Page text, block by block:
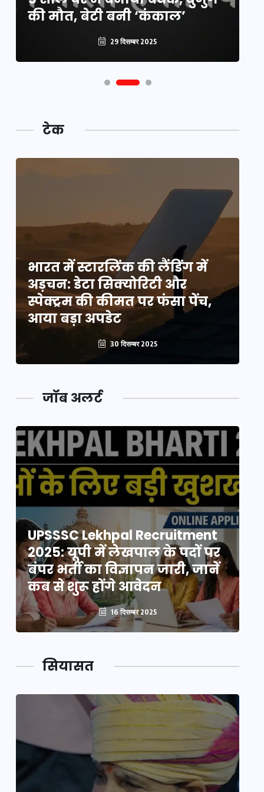
की मौत, बेटी बनी ‘कंकाल’
29 दिसम्बर 2025
कटौती
29 दिसम्बर 2025
टेक
भारत में स्टारलिंक की लैंडिंग में
अड़चन: डेटा सिक्योरिटी और
स्पेक्ट्रम की कीमत पर फंसा पेंच,
आया बड़ा अपडेट
30 दिसम्बर 2025
जॉब अलर्ट
UPSSSC Lekhpal Recruitment
2025: यूपी में लेखपाल के पदों पर
बंपर भर्ती का विज्ञापन जारी, जानें
कब से शुरू होंगे आवेदन
16 दिसम्बर 2025
सियासत